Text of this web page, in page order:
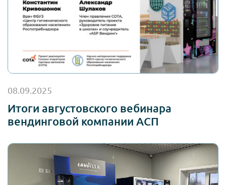
08.09.2025
Итоги августовского вебинара
вендинговой компании АСП